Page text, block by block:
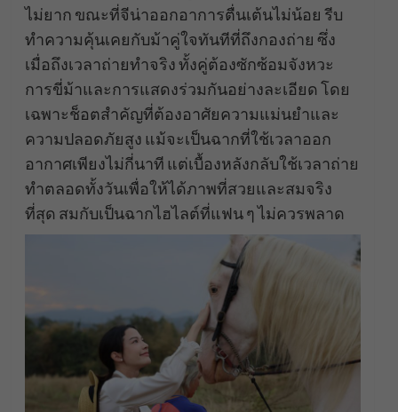
ไม่ยาก ขณะที่จีน่าออกอาการตื่นเต้นไม่น้อย รีบ
ทำความคุ้นเคยกับม้าคู่ใจทันทีที่ถึงกองถ่าย ซึ่ง
เมื่อถึงเวลาถ่ายทำจริง ทั้งคู่ต้องซักซ้อมจังหวะ
การขี่ม้าและการแสดงร่วมกันอย่างละเอียด โดย
เฉพาะช็อตสำคัญที่ต้องอาศัยความแม่นยำและ
ความปลอดภัยสูง แม้จะเป็นฉากที่ใช้เวลาออก
อากาศเพียงไม่กี่นาที แต่เบื้องหลังกลับใช้เวลาถ่าย
ทำตลอดทั้งวันเพื่อให้ได้ภาพที่สวยและสมจริง
ที่สุด สมกับเป็นฉากไฮไลต์ที่แฟน ๆ ไม่ควรพลาด